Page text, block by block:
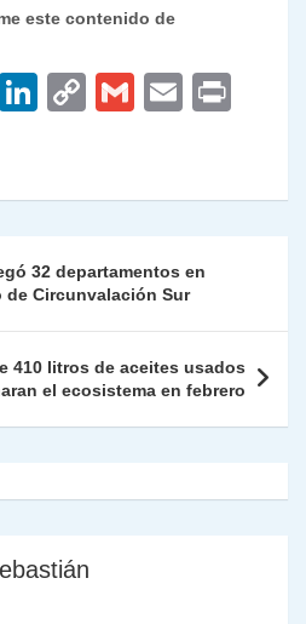
este contenido de
T
Li
e
n
C
y
n
k
G
l
E
l
32 departamentos en
Circunvalación Sur
410 litros de aceites usados
el ecosistema en febrero